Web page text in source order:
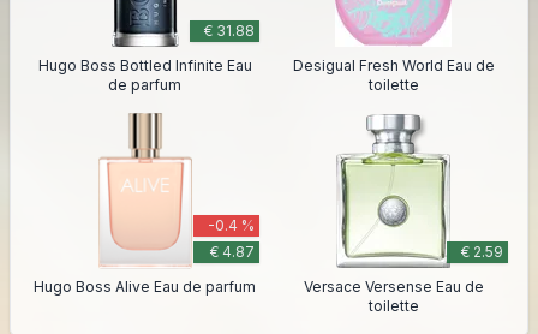
€ 31.88
Hugo Boss Bottled Infinite Eau
de parfum
Desigual Fresh World Eau de
toilette
-0.4 %
€ 4.87
Hugo Boss Alive Eau de parfum
€ 2.59
Versace Versense Eau de
toilette